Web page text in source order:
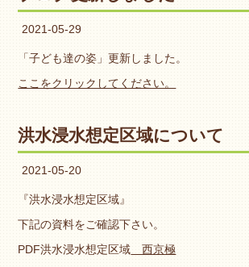
2021-05-29
「子ども達の姿」更新しました。
ここをクリックしてください。
洪水浸水想定区域について
2021-05-20
『洪水浸水想定区域』
下記の資料をご確認下さい。
PDF洪水浸水想定区域 西京極